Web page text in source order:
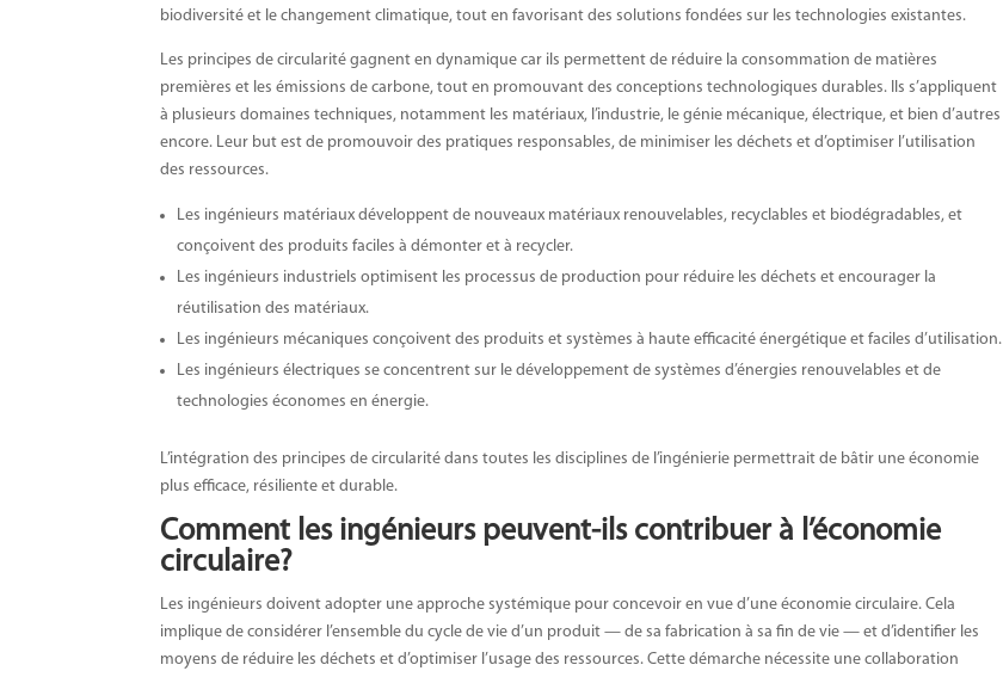
biodiversité et le changement climatique, tout en favorisant des solutions fondées sur les technologies existantes.
Les principes de circularité gagnent en dynamique car ils permettent de réduire la consommation de matières
premières et les émissions de carbone, tout en promouvant des conceptions technologiques durables. Ils s’appliquent
à plusieurs domaines techniques, notamment les matériaux, l’industrie, le génie mécanique, électrique, et bien d’autres
encore. Leur but est de promouvoir des pratiques responsables, de minimiser les déchets et d’optimiser l’utilisation
des ressources.
Les ingénieurs matériaux développent de nouveaux matériaux renouvelables, recyclables et biodégradables, et
conçoivent des produits faciles à démonter et à recycler.
Les ingénieurs industriels optimisent les processus de production pour réduire les déchets et encourager la
réutilisation des matériaux.
Les ingénieurs mécaniques conçoivent des produits et systèmes à haute efficacité énergétique et faciles d’utilisation.
Les ingénieurs électriques se concentrent sur le développement de systèmes d’énergies renouvelables et de
technologies économes en énergie.
L’intégration des principes de circularité dans toutes les disciplines de l’ingénierie permettrait de bâtir une économie
plus efficace, résiliente et durable.
Comment les ingénieurs peuvent-ils contribuer à l’économie
circulaire?
Les ingénieurs doivent adopter une approche systémique pour concevoir en vue d’une économie circulaire. Cela
implique de considérer l’ensemble du cycle de vie d’un produit — de sa fabrication à sa fin de vie — et d’identifier les
moyens de réduire les déchets et d’optimiser l’usage des ressources. Cette démarche nécessite une collaboration